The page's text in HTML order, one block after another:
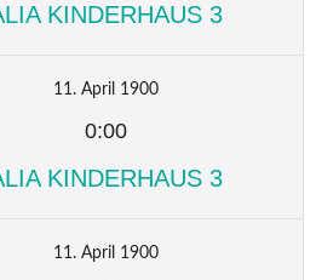
KINDERHAUS 3
11. April 1900
0:00
KINDERHAUS 3
11. April 1900